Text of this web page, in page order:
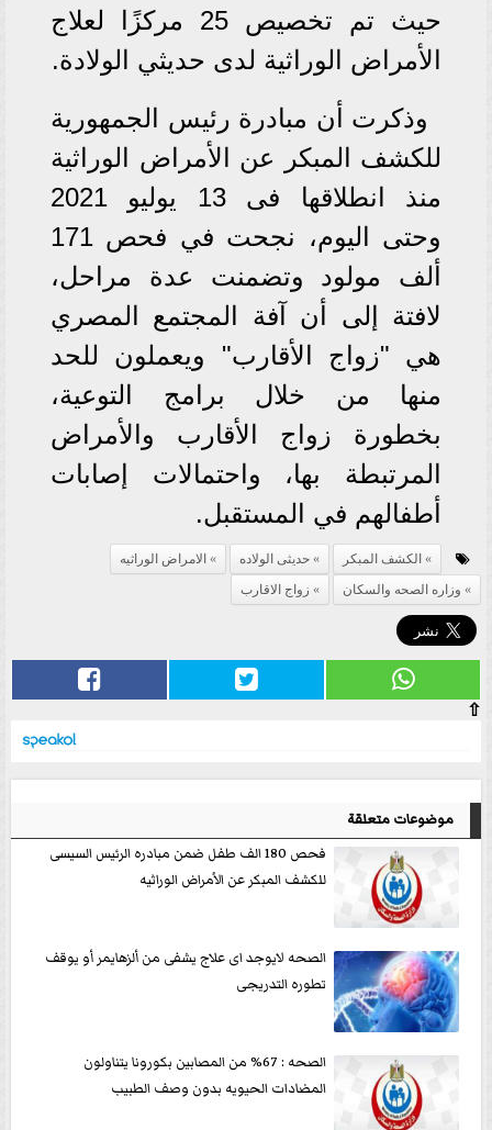
حيث تم تخصيص 25 مركزًا لعلاج
الأمراض الوراثية لدى حديثي الولادة.
وذكرت أن مبادرة رئيس الجمهورية
للكشف المبكر عن الأمراض الوراثية
منذ انطلاقها فى 13 يوليو 2021
وحتى اليوم، نجحت في فحص 171
ألف مولود وتضمنت عدة مراحل،
لافتة إلى أن آفة المجتمع المصري
هي "زواج الأقارب" ويعملون للحد
منها من خلال برامج التوعية،
بخطورة زواج الأقارب والأمراض
المرتبطة بها، واحتمالات إصابات
أطفالهم في المستقبل.
الكشف المبكر حديثى الولاده
الامراض الوراثيه
وزاره الصحه والسكان
زواج الاقارب
⇧
موضوعات متعلقة
فحص 180 الف طفل ضمن مبادره الرئيس السيسى
للكشف المبكر عن الأمراض الوراثيه
الصحه لايوجد اى علاج يشفى من ألزهايمر أو يوقف
تطوره التدريجى
الصحه : 67% من المصابين بكورونا يتناولون
المضادات الحيويه بدون وصف الطبيب